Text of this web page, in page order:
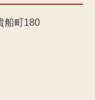
船町180